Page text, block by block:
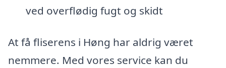
ved overflødig fugt og skidt
At få fliserens i Høng har aldrig været
nemmere. Med vores service kan du